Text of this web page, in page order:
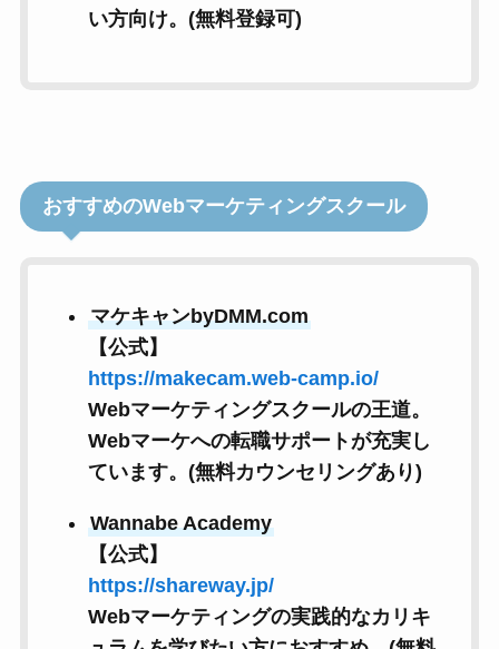
い方向け。(無料登録可)
おすすめのWebマーケティングスクール
マケキャンbyDMM.com
【公式】
https://makecam.web-camp.io/
Webマーケティングスクールの王道。
Webマーケへの転職サポートが充実し
ています。(無料カウンセリングあり)
Wannabe Academy
【公式】
https://shareway.jp/
Webマーケティングの実践的なカリキ